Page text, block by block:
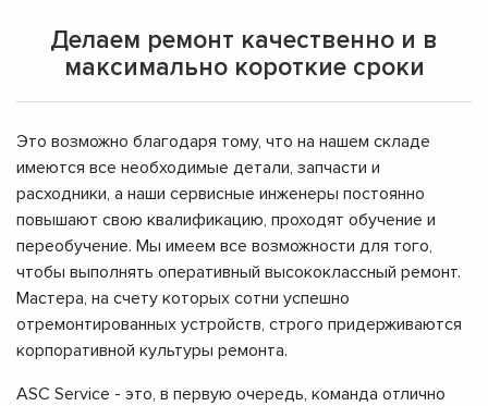
Делаем ремонт качественно и в
максимально короткие сроки
Это возможно благодаря тому, что на нашем складе
имеются все необходимые детали, запчасти и
расходники, а наши сервисные инженеры постоянно
повышают свою квалификацию, проходят обучение и
переобучение. Мы имеем все возможности для того,
чтобы выполнять оперативный высококлассный ремонт.
Мастера, на счету которых сотни успешно
отремонтированных устройств, строго придерживаются
корпоративной культуры ремонта.
ASC Service - это, в первую очередь, команда отлично